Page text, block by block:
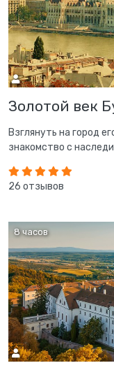
Золотой век
Взглянуть на город
знакомство с
26 отзывов
8 часов